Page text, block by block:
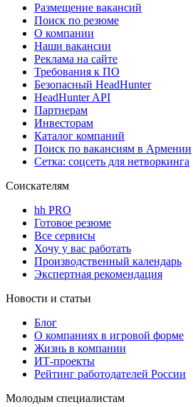
Размещение вакансий
Поиск по резюме
О компании
Наши вакансии
Реклама на сайте
Требования к ПО
Безопасный HeadHunter
HeadHunter API
Партнерам
Инвесторам
Каталог компаний
Поиск по вакансиям в Армении
Сетка: соцсеть для нетворкинга
Соискателям
hh PRO
Готовое резюме
Все сервисы
Хочу у вас работать
Производственный календарь
Экспертная рекомендация
Новости и статьи
Блог
О компаниях в игровой форме
Жизнь в компании
ИТ-проекты
Рейтинг работодателей России
Молодым специалистам